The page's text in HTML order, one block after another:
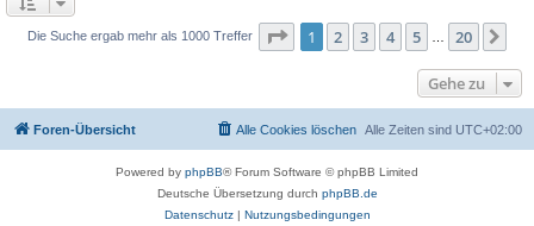
Die Suche ergab mehr als 1000 Treffer Seite 1von 20
1 2 3 4 5 20
Gehe zu
Foren-Übersicht Alle Zeiten sind UTC+02:00
Alle Cookies löschen
Powered by phpBB® Forum Software © phpBB Limited
Deutsche Übersetzung durch phpBB.de
Datenschutz| Nutzungsbedingungen